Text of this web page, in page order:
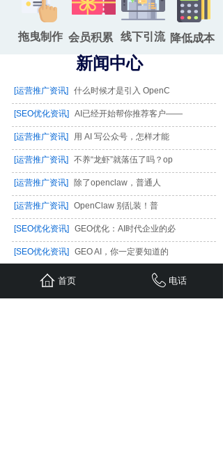
降低成本
会员积累
拖曳制作 线下引流
新闻中心
[运营推广资讯] 什么时候才是引入 OpenC
[SEO优化资讯] AI已经开始帮你推荐客户——
[运营推广资讯] 用 AI 写公众号，怎样才能
[运营推广资讯] 不养“龙虾”就落伍了吗？op
[运营推广资讯] 除了openclaw，普通人
[运营推广资讯] OpenClaw 别乱装！普
[SEO优化资讯] GEO优化：AI时代企业的必
[SEO优化资讯] GEO AI，你一定要知道的
[小程序开发] 《考证党狂喜！24小时智能自
[小程序开发] 《高中生周末逆袭指南！24小
首页 电话